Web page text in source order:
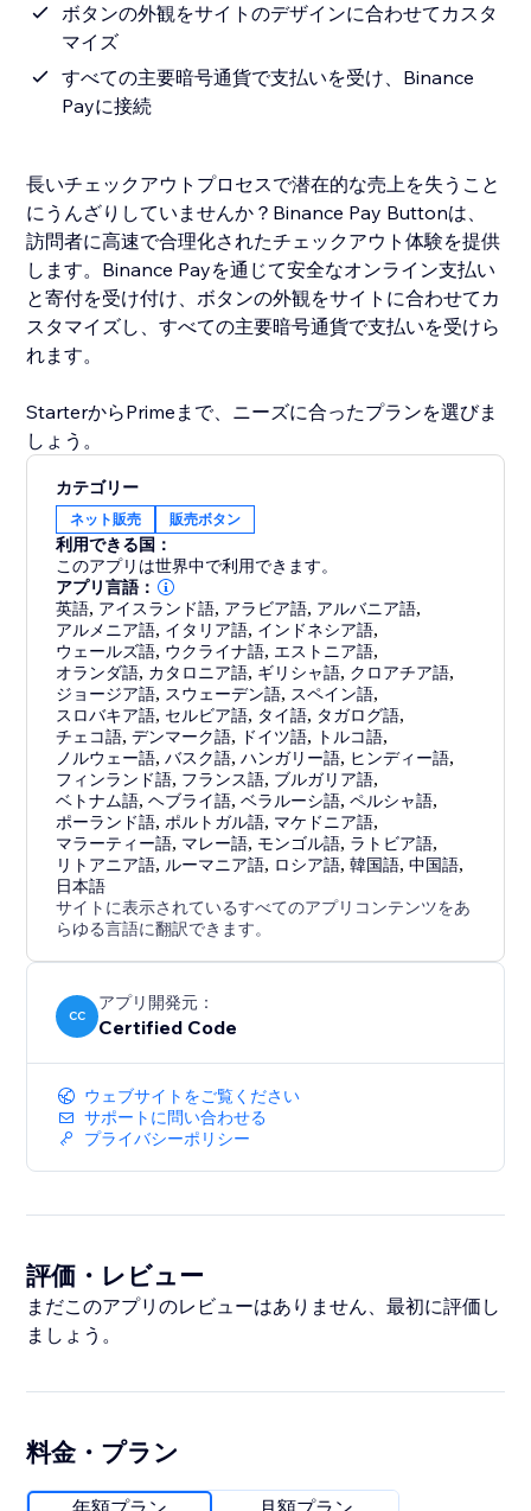
ボタンの外観をサイトのデザインに合わせてカスタ
マイズ
すべての主要暗号通貨で支払いを受け、Binance
Payに接続
長いチェックアウトプロセスで潜在的な売上を失うこと
にうんざりしていませんか？Binance Pay Buttonは、
訪問者に高速で合理化されたチェックアウト体験を提供
します。Binance Payを通じて安全なオンライン支払い
と寄付を受け付け、ボタンの外観をサイトに合わせてカ
スタマイズし、すべての主要暗号通貨で支払いを受けら
れます。
StarterからPrimeまで、ニーズに合ったプランを選びま
しょう。
カテゴリー
ネット販売 販売ボタン
利用できる国：
このアプリは世界中で利用できます。
アプリ言語：
英語, アイスランド語, アラビア語, アルバニア語,
アルメニア語, イタリア語, インドネシア語,
ウェールズ語, ウクライナ語, エストニア語,
オランダ語, カタロニア語, ギリシャ語, クロアチア語,
ジョージア語, スウェーデン語, スペイン語,
スロバキア語, セルビア語, タイ語, タガログ語,
チェコ語,デンマーク語, ドイツ語, トルコ語,
ノルウェー語,バスク語,ハンガリー語, ヒンディー語,
フィンランド語, フランス語, ブルガリア語,
ベトナム語,ヘブライ語,ベラルーシ語,ペルシャ語,
ポーランド語, ポルトガル語, マケドニア語,
マラーティー語, マレー語, モンゴル語, ラトビア語,
リトアニア語, ルーマニア語, ロシア語,韓国語,中国語,
日本語
サイトに表示されているすべてのアプリコンテンツをあ
らゆる言語に翻訳できます。
CC
アプリ開発元：
Certified Code
ウェブサイトをご覧ください
サポートに問い合わせる
プライバシーポリシー
評価・レビュー
まだこのアプリのレビューはありません、最初に評価し
ましょう。
料金・プラン